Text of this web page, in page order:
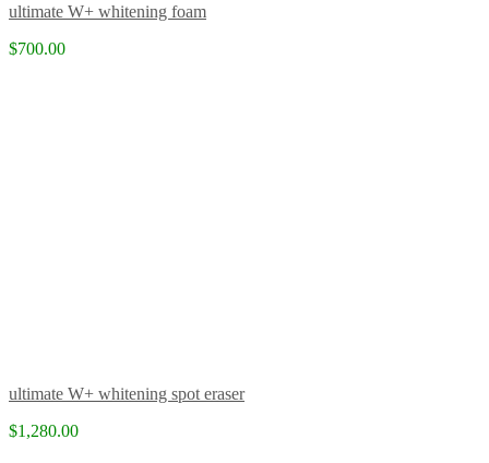
ultimate W+ whitening foam
$700.00
ultimate W+ whitening spot eraser
$1,280.00